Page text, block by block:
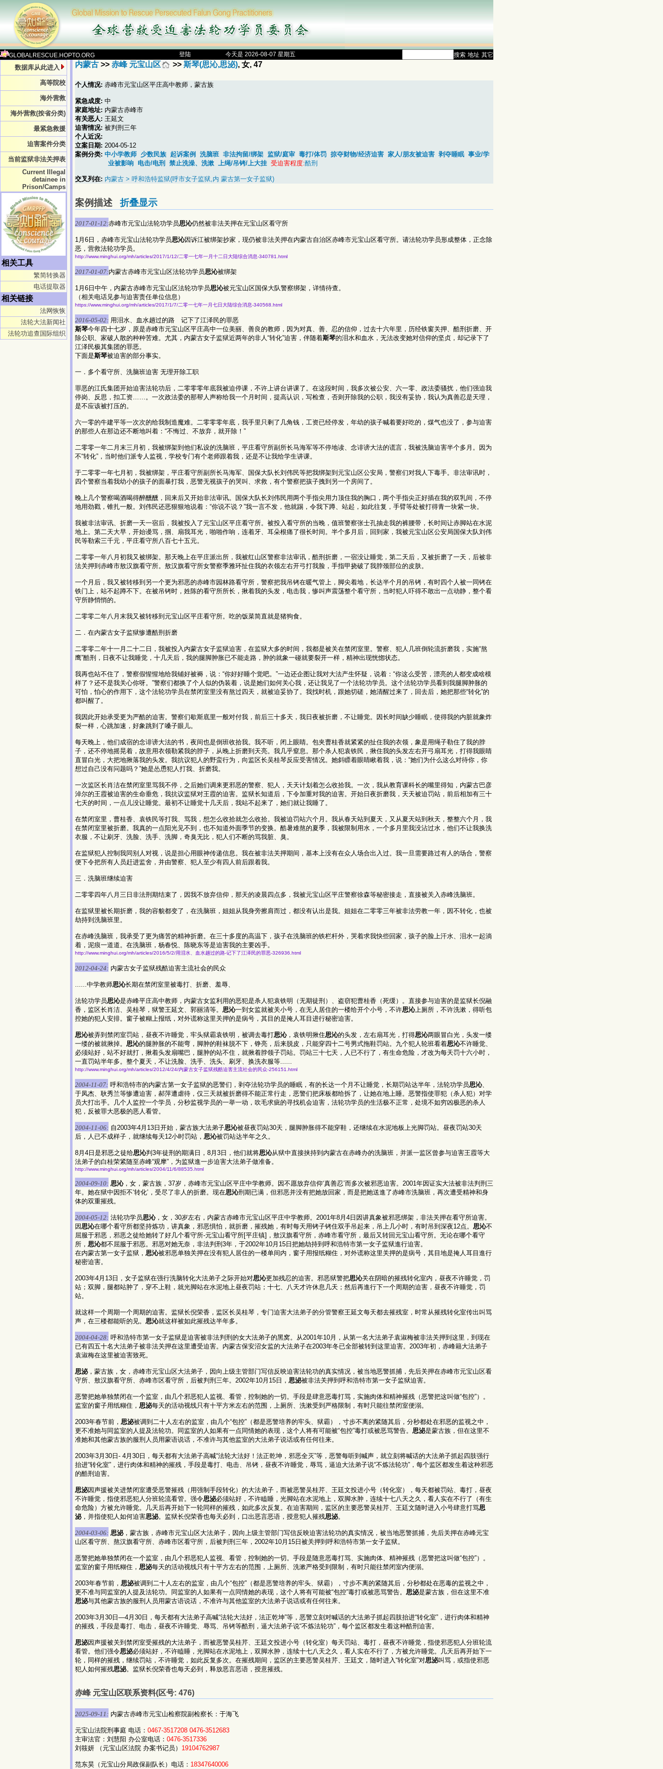
GLOBALRESCUE.HOPTO.ORG 登陆 今天是 2026-08-07 星期五 搜索 地址 其它
数据库从此进入
高等院校
海外营救
海外营救(按省分类)
最紧急救援
迫害案件分类
当前监狱非法关押表
Current Illegal
detainee in
Prison/Camps
相关工具
繁简转换器
电话提取器
相关链接
法网恢恢
法轮大法新闻社
法轮功追查国际组织
内蒙古 >> 赤峰 元宝山区 >> 斯琴(思沁,思泌), 女, 47
个人情况: 赤峰市元宝山区平庄高中教师，蒙古族
紧急成度: 中
家庭地址: 内蒙古赤峰市
有关恶人: 王延文
迫害情况: 被判刑三年
个人近况:
立案日期: 2004-05-12
案例分类: 中小学教师 少数民族 起诉案例 洗脑班 非法拘留/绑架 监狱/庭审 毒打/体罚 掠夺财物/经济迫害 家人/朋友被迫害 剥夺睡眠 事业/学
业被影响
电击/电刑 禁止洗澡、洗漱 上绳/吊铐/上大挂 受迫害程度:酷刑
交叉列在: 内蒙古 > 呼和浩特监狱(呼市女子监狱,内 蒙古第一女子监狱)
案例描述 折叠显示
2017-01-12:赤峰市元宝山法轮功学员思沁仍然被非法关押在元宝山区看守所
1月6日，赤峰市元宝山法轮功学员思沁因诉江被绑架抄家，现仍被非法关押在内蒙古自治区赤峰市元宝山区看守所。请法轮功学员形成整体，正念除
恶，营救法轮功学员。
http://www.minghui.org/mh/articles/2017/1/12/二零一七年一月十二日大陆综合消息-340781.html
2017-01-07:内蒙古赤峰市元宝山区法轮功学员思沁被绑架
1月6日中午，内蒙古赤峰市元宝山区法轮功学员思沁被元宝山区国保大队警察绑架，详情待查。
（相关电话见参与迫害责任单位信息）
https://www.minghui.org/mh/articles/2017/1/7/二零一七年一月七日大陆综合消息-340568.html
2016-05-02: 用泪水、血水趟过的路 记下了江泽民的罪恶
斯琴今年四十七岁，原是赤峰市元宝山区平庄高中一位美丽、善良的教师，因为对真、善、忍的信仰，过去十六年里，历经铁窗关押、酷刑折磨、开
除公职、家破人散的种种苦难。尤其，内蒙古女子监狱近两年的非人“转化”迫害，伴随着斯琴的泪水和血水，无法改变她对信仰的坚贞，却记录下了
江泽民极其集团的罪恶。
下面是斯琴被迫害的部分事实。
一．多个看守所、洗脑班迫害 无理开除工职
罪恶的江氏集团开始迫害法轮功后，二零零零年底我被迫停课，不许上讲台讲课了。在这段时间，我多次被公安、六一零、政法委骚扰，他们强迫我
停岗、反思，扣工资……。一次政法委的那帮人声称给我一个月时间，提高认识，写检查，否则开除我的公职，我没有妥协，我认为真善忍是天理，
是不应该被打压的。
六一零的牛建平等一次次的给我制造魔难。二零零零年底，我手里只剩了几角钱，工资已经停发，年幼的孩子喊着要好吃的，煤气也没了，参与迫害
的那些人在那边还不断地叫着：“不悔过、不放弃，就开除！”
二零零一年二月末三月初，我被绑架到他们私设的洗脑班，平庄看守所副所长马海军等不停地读、念诽谤大法的谎言，我被洗脑迫害半个多月。因为
不“转化”，当时他们派专人监视，学校专门有个老师跟着我，还是不让我给学生讲课。
于二零零一年七月初，我被绑架，平庄看守所副所长马海军、国保大队长刘伟民等把我绑架到元宝山区公安局，警察们对我人下毒手。非法审讯时，
四个警察当着我幼小的孩子的面暴打我，恶警无视孩子的哭叫、求救，有个警察把孩子拽到另一个房间了。
晚上几个警察喝酒喝得醉醺醺，回来后又开始非法审讯。国保大队长刘伟民用两个手指尖用力顶住我的胸口，两个手指尖正好插在我的双乳间，不停
地用劲戳，锥扎一般。刘伟民还恶狠狠地说着：“你说不说？”我一言不发，他就踢，令我下蹲、站起，如此往复，手臂等处被打得青一块紫一块。
我被非法审讯、折磨一天一宿后，我被投入了元宝山区平庄看守所。被投入看守所的当晚，值班警察张士孔抽走我的裤腰带，长时间让赤脚站在水泥
地上。第二天大早，开始谩骂，掴、扇我耳光，啪啪作响，连着牙、耳朵根痛了很长时间。半个多月后，回到家，我被元宝山区公安局国保大队刘伟
民等勒索三千元，平庄看守所八百七十五元。
二零零一年八月初我又被绑架。那天晚上在平庄派出所，我被红山区警察非法审讯，酷刑折磨，一宿没让睡觉，第二天后，又被折磨了一天，后被非
法关押到赤峰市敖汉旗看守所。敖汉旗看守所女警察季雅环扯住我的衣领左右开弓打我脸，手指甲挠破了我脖颈部位的皮肤。
一个月后，我又被转移到另一个更为邪恶的赤峰市园林路看守所，警察把我吊铐在暖气管上，脚尖着地，长达半个月的吊铐，有时四个人被一同铐在
铁门上，站不起蹲不下。在被吊铐时，姓陈的看守所所长，揪着我的头发，电击我，惨叫声震荡整个看守所，当时犯人吓得不敢出一点动静，整个看
守所静悄悄的。
二零零二年八月末我又被转移到元宝山区平庄看守所。吃的饭菜简直就是猪狗食。
二．在内蒙古女子监狱惨遭酷刑折磨
二零零二年十一月二十二日，我被投入内蒙古女子监狱迫害，在监狱大多的时间，我都是被关在禁闭室里。警察、犯人几班倒轮流折磨我，实施“熬
鹰”酷刑，日夜不让我睡觉，十几天后，我的腿脚肿胀已不能走路，肿的就象一碰就要裂开一样，精神出现恍惚状态。
我再也站不住了，警察假惺惺地给我铺好被褥，说：“你好好睡个觉吧。”一边还企图让我对大法产生怀疑，说着：“你这么受苦，漂亮的人都变成啥模
样了？还不是我关心你呀。”警察们都换了个人似的伪装着，说是她们如何关心我，还让我见了一个法轮功学员。这个法轮功学员看到我腿脚肿胀的
可怕，怕心的作用下，这个法轮功学员在禁闭室里没有熬过四天，就被迫妥协了。我找时机，跟她切磋，她清醒过来了，回去后，她把那些“转化”的
都叫醒了。
我因此开始承受更为严酷的迫害。警察们歇斯底里一般对付我，前后三十多天，我日夜被折磨，不让睡觉。因长时间缺少睡眠，使得我的内脏就象炸
裂一样，心跳加速，好象跳到了嗓子眼儿。
每天晚上，他们成宿的念诽谤大法的书，夜间也是倒班收拾我。我不听，闭上眼睛。包夹曹桂香就紧紧的扯住我的衣领，象是用绳子勒住了我的脖
子，还不停地摇晃着，故意用衣领勒紧我的脖子，从晚上折磨到天亮。我几乎窒息。那个杀人犯袁铁民，揪住我的头发左右开弓扇耳光，打得我眼睛
直冒白光，大把地揪落我的头发。我抗议犯人的野蛮行为，向监区长吴桂琴反应受害情况。她斜瞟着眼睛瞅着我，说：“她们为什么这么对待你，你
想过自己没有问题吗？”她是怂恿犯人打我、折磨我。
一次监区长肖洁在禁闭室里骂我不停，之后她们调来更邪恶的警察、犯人，天天计划着怎么收拾我。一次，我从教育课科长的嘴里得知，内蒙古巴彦
淖尔的王霞被迫害的生命垂危，我抗议监狱对王霞的迫害。监狱长知道后，下令加重对我的迫害。开始日夜折磨我，天天被迫罚站，前后相加有三十
七天的时间，一点儿没让睡觉。最初不让睡觉十几天后，我站不起来了，她们就让我睡了。
在禁闭室里，曹桂香、袁铁民等打我、骂我，想怎么收拾就怎么收拾。我被迫罚站六个月。我从春天站到夏天，又从夏天站到秋天，整整六个月，我
在禁闭室里被折磨。我真的一点阳光见不到，也不知道外面季节的变换。酷暑难熬的夏季，我被限制用水，一个多月里我没沾过水，他们不让我换洗
衣服，不让刷牙、洗脸、洗手、洗脚，奇臭无比，犯人们不断的骂我脏、臭。
在监狱犯人控制我同别人对视，说是担心用眼神传递信息。我在被非法关押期间，基本上没有在众人场合出入过。我一旦需要路过有人的场合，警察
便下令把所有人员赶进监舍，并由警察、犯人至少有四人前后跟着我。
三．洗脑班继续迫害
二零零四年八月三日非法刑期结束了，因我不放弃信仰，那天的凌晨四点多，我被元宝山区平庄警察徐森等秘密接走，直接被关入赤峰洗脑班。
在监狱里被长期折磨，我的容貌都变了，在洗脑班，姐姐从我身旁擦肩而过，都没有认出是我。姐姐在二零零三年被非法劳教一年，因不转化，也被
劫持到洗脑班里。
在赤峰洗脑班，我承受了更为痛苦的精神折磨。在三十多度的高温下，孩子在洗脑班的铁栏杆外，哭着求我快些回家，孩子的脸上汗水、泪水一起淌
着，泥痕一道道。在洗脑班，杨春悦、陈晓东等是迫害我的主要凶手。
http://www.minghui.org/mh/articles/2016/5/2/用泪水、血水趟过的路-记下了江泽民的罪恶-326936.html
2012-04-24: 内蒙古女子监狱残酷迫害主流社会的民众
......中学教师思沁长期在禁闭室里被毒打、折磨、羞辱、
法轮功学员思沁是赤峰平庄高中教师，内蒙古女监利用的恶犯是杀人犯袁铁明（无期徒刑）、盗窃犯曹桂香（死缓）。直接参与迫害的是监狱长倪融
香，监区长肖洁、吴桂琴，狱警王延文、郭丽清等。 思沁一到女监就被关小号，在无人居住的一楼给开个小号，不许思沁上厕所，不许洗漱，得听包
控她的犯人安排。窗子被糊上报纸，对外谎称这里关押的是病号，其目的是掩人耳目进行秘密迫害。
思沁被弄到禁闭室罚站，昼夜不许睡觉，牢头狱霸袁铁明，被调去毒打思沁，袁铁明揪住思沁的头发，左右扇耳光，打得思沁两眼冒白光，头发一缕
一缕的被就揪掉。 思沁的腿肿胀的不能弯，脚肿的鞋袜脱不下，铮亮，后来脱皮，只能穿四十二号男式拖鞋罚站。九个犯人轮班看着思沁不许睡觉、
必须站好，站不好就打，揪着头发扇嘴巴，腿肿的站不住，就揪着脖领子罚站。罚站三十七天，人已不行了，有生命危险，才改为每天罚十六小时，
一直罚站半年多。整个夏天，不让洗脸、洗手、洗头、刷牙、换洗衣服等......
http://www.minghui.org/mh/articles/2012/4/24/内蒙古女子监狱残酷迫害主流社会的民众-256151.html
2004-11-07: 呼和浩特市的内蒙古第一女子监狱的恶警们，剥夺法轮功学员的睡眠，有的长达一个月不让睡觉，长期罚站达半年，法轮功学员思沁、
于凤杰、耿秀兰等惨遭迫害，郝萍遭虐待，仅三天就被折磨得不能正常行走，恶警们把床板都给拆了，让她在地上睡。恶警指使罪犯（杀人犯）对学
员大打出手。几个人监控一个学员，分秒监视学员的一举一动，吹毛求疵的寻找机会迫害，法轮功学员的生活极不正常，处境不如穷凶极恶的杀人
犯，反被罪大恶极的恶人看管。
2004-11-06: 自2003年4月13日开始，蒙古族大法弟子思沁被昼夜罚站30天，腿脚肿胀得不能穿鞋，还继续在水泥地板上光脚罚站。昼夜罚站30天
后，人已不成样子，就继续每天12小时罚站， 思沁被罚站达半年之久。
8月4日是邪恶之徒给思沁判3年徒刑的期满日，8月3日，他们就将思沁从狱中直接挟持到内蒙古在赤峰办的洗脑班，并派一监区曾参与迫害王霞等大
法弟子的白桂荣紧随至赤峰“观摩”，为监狱進一步迫害大法弟子做准备。
http://www.minghui.org/mh/articles/2004/11/6/88535.html
2004-09-10: 思沁，女，蒙古族，37岁，赤峰市元宝山区平庄中学教师。因不愿放弃信仰‘真善忍’而多次被邪恶迫害。2001年因证实大法被非法判刑三
年。她在狱中因拒不‘转化’，受尽了非人的折磨。现在思沁刑期已满，但邪恶并没有把她放回家，而是把她送進了赤峰市洗脑班，再次遭受精神和身
体的双重摧残。
2004-05-12: 法轮功学员思沁，女，30岁左右，内蒙古赤峰市元宝山区平庄中学教师。2001年8月4日因讲真象被邪恶绑架，非法关押在看守所迫害。
因思沁在哪个看守所都坚持炼功，讲真象，邪恶惧怕，就折磨，摧残她，有时每天用铐子铐住双手吊起来，吊上几小时，有时吊到深夜12点。 思沁不
屈服于邪恶，邪恶之徒给她转了好几个看守所-元宝山看守所[平庄镇]，敖汉旗看守所，赤峰市看守所，最后又转回元宝山看守所。无论在哪个看守
所， 思沁都不屈服于邪恶。邪恶对她无奈，非法判刑3年，于2002年10月15日把她劫持到呼和浩特市第一女子监狱進行迫害。
在内蒙古第一女子监狱， 思沁被邪恶单独关押在没有犯人居住的一楼单间内，窗子用报纸糊住，对外谎称这里关押的是病号，其目地是掩人耳目進行
秘密迫害。
2003年4月13日，女子监狱在强行洗脑转化大法弟子之际开始对思沁更加残忍的迫害。邪恶狱警把思沁关在阴暗的摧残转化室内，昼夜不许睡觉，罚
站；双脚，腿都站肿了，穿不上鞋，就光脚站在水泥地上昼夜罚站；十七、八天才许休息几天；然后再進行下一个周期的迫害，昼夜不许睡觉，罚
站。
就这样一个周期一个周期的迫害。监狱长倪荣香，监区长吴桂琴，专门迫害大法弟子的分管警察王延文每天都去摧残室，时常从摧残转化室传出叫骂
声，在三楼都能听的见。 思沁就这样被如此摧残达半年多。
2004-04-28: 呼和浩特市第一女子监狱是迫害被非法判刑的女大法弟子的黑窝。从2001年10月，从第一名大法弟子袁淑梅被非法关押到这里，到现在
已有四五十名大法弟子被非法关押在这里遭受迫害。内蒙古保安沼女监的大法弟子在2003年冬已全部被转到这里迫害。2003年初，赤峰籍大法弟子
袁淑梅在这里被迫害致死。
思泌，蒙古族，女，赤峰市元宝山区大法弟子，因向上级主管部门写信反映迫害法轮功的真实情况，被当地恶警抓捕，先后关押在赤峰市元宝山区看
守所、敖汉旗看守所、赤峰市区看守所，后被判刑三年。2002年10月15日， 思泌被非法关押到呼和浩特市第一女子监狱迫害。
恶警把她单独禁闭在一个监室，由几个邪恶犯人监视、看管，控制她的一切。手段是肆意恶毒打骂，实施肉体和精神摧残（恶警把这叫做“包控”）。
监室的窗子用纸糊住， 思泌每天的活动视线只有十平方米左右的范围，上厕所、洗漱受到严格限制，有时只能往禁闭室便溺。
2003年春节前， 思泌被调到二十人左右的监室，由几个“包控”（都是恶警培养的牢头、狱霸），寸步不离的紧随其后，分秒都处在邪恶的监视之中，
更不准她与同监室的人提及法轮功。同监室的人如果有一点同情她的表现，这个人将有可能被“包控”毒打或被恶骂警告。 思泌是蒙古族，但在这里不
准她和其他蒙古族的服刑人员用蒙语说话，不准许与其他监室的大法弟子说话或有任何往来。
2003年3月30日- 4月30日，每天都有大法弟子高喊“法轮大法好！法正乾坤，邪恶全灭”等，恶警每听到喊声，就立刻将喊话的大法弟子抓起四肢强行
抬进“转化室”，进行肉体和精神的摧残，手段是毒打、电击、吊铐，昼夜不许睡觉，辱骂，逼迫大法弟子说“不炼法轮功”，每个监区都发生着这种邪恶
的酷刑迫害。
思泌因声援被关进禁闭室遭受恶警摧残（用强制手段转化）的大法弟子，而被恶警吴桂芹、王廷文投进小号（转化室），每天都被罚站、毒打，昼夜
不许睡觉，指使邪恶犯人分班轮流看管。强令思泌必须站好，不许瞌睡，光脚站在水泥地上，双脚水肿，连续十七八天之久，看人实在不行了（有生
命危险）方被允许睡觉。几天后再开始下一轮同样的摧残，如此多次反复。在迫害期间，监区的主要恶警吴桂芹、王廷文随时进入小号肆意打骂思
泌，并指使犯人如何迫害思泌。监狱长倪荣香也每天必到，口出恶言恶语，授意犯人摧残思泌。
2004-03-06: 思泌，蒙古族，赤峰市元宝山区大法弟子，因向上级主管部门写信反映迫害法轮功的真实情况，被当地恶警抓捕，先后关押在赤峰元宝
山区看守所、熬汉旗看守所、赤峰市区看守所，后被判刑三年，2002年10月15日被关押到呼和浩特市第一女子监狱。
恶警把她单独禁闭在一个监室，由几个邪恶犯人监视、看管，控制她的一切。手段是随意恶毒打骂、实施肉体、精神摧残（恶警把这叫做“包控”）。
监室的窗子用纸糊住， 思泌每天的活动视线只有十平方左右的范围，上厕所、洗漱严格受到限制，有时只能往禁闭室内便溺。
2003年春节前， 思泌被调到二十人左右的监室，由几个“包控”（都是恶警培养的牢头、狱霸），寸步不离的紧随其后，分秒都处在恶毒的监视之中，
更不准与同监室的人提及法轮功。同监室的人如果有一点同情她的表现，这个人将有可能被“包控”毒打或被恶骂警告。 思泌是蒙古族，但在这里不准
思泌与其他蒙古族的服刑人员用蒙古语说话，不准许与其他监室的大法弟子说话或有任何往来。
2003年3月30日—4月30日，每天都有大法弟子高喊“法轮大法好，法正乾坤”等，恶警立刻对喊话的大法弟子抓起四肢抬进“转化室”，进行肉体和精神
的摧残，手段是毒打、电击，昼夜不许睡觉、辱骂、吊铐等酷刑，逼大法弟子说“不炼法轮功”，每个监区都发生着这种酷刑迫害。
思泌因声援被关到禁闭室受摧残的大法弟子，而被恶警吴桂芹、王廷文投进小号（转化室）每天罚站、毒打，昼夜不许睡觉，指使邪恶犯人分班轮流
看管。他们强令思泌必须站好，不许瞌睡，光脚站在水泥地上，双脚水肿，连续十七八天之久，看人实在不行了，方被允许睡觉。几天后再开始下一
轮，同样的摧残，继续罚站，不许睡觉，如此反复多次。在摧残期间，监区的主要恶警吴桂芹、王廷文，随时进入“转化室”对思泌叫骂，或指使邪恶
犯人如何摧残思泌。监狱长倪荣香也每天必到，释放恶言恶语，授意摧残。
赤峰 元宝山区联系资料(区号: 476)
2025-09-11: 内蒙古赤峰市元宝山检察院副检察长：于海飞
元宝山法院刑事庭 电话： 0467-3517208 0476-3512683
主审法官：刘慧阳 办公室电话： 0476-3517336
刘筱妍 （元宝山区法院 办案书记员） 19104762987
范东昊（元宝山分局政保副队长）电话： 18347640006